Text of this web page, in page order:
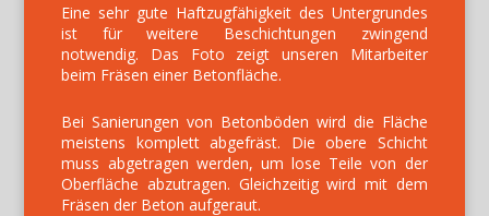
Eine sehr gute Haftzugfähigkeit des Untergrundes
ist für weitere Beschichtungen zwingend
notwendig. Das Foto zeigt unseren Mitarbeiter
beim Fräsen einer Betonfläche.
Bei Sanierungen von Betonböden wird die Fläche
meistens komplett abgefräst. Die obere Schicht
muss abgetragen werden, um lose Teile von der
Oberfläche abzutragen. Gleichzeitig wird mit dem
Fräsen der Beton aufgeraut.